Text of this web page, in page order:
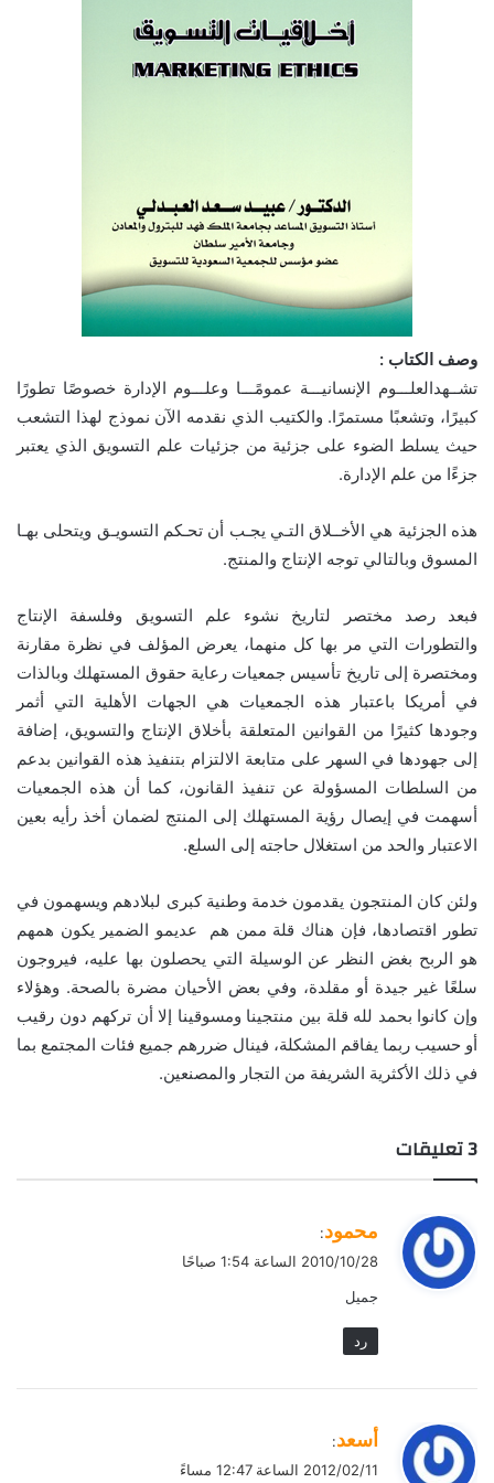
وصف الكتاب :
تشــهدالعلـــوم الإنسانيـــة عمومًـــا وعلـــوم الإدارة خصوصًا تطورًا
كبيرًا، وتشعبًا مستمرًا. والكتيب الذي نقدمه الآن نموذج لهذا التشعب
حيث يسلط الضوء على جزئية من جزئيات علم التسويق الذي يعتبر
جزءًا من علم الإدارة.
هذه الجزئية هي الأخــلاق التـي يجـب أن تحـكم التسويـق ويتحلى بهـا
المسوق وبالتالي توجه الإنتاج والمنتج.
فبعد رصد مختصر لتاريخ نشوء علم التسويق وفلسفة الإنتاج
والتطورات التي مر بها كل منهما، يعرض المؤلف في نظرة مقارنة
ومختصرة إلى تاريخ تأسيس جمعيات رعاية حقوق المستهلك وبالذات
في أمريكا باعتبار هذه الجمعيات هي الجهات الأهلية التي أثمر
وجودها كثيرًا من القوانين المتعلقة بأخلاق الإنتاج والتسويق، إضافة
إلى جهودها في السهر على متابعة الالتزام بتنفيذ هذه القوانين بدعم
من السلطات المسؤولة عن تنفيذ القانون، كما أن هذه الجمعيات
أسهمت في إيصال رؤية المستهلك إلى المنتج لضمان أخذ رأيه بعين
الاعتبار والحد من استغلال حاجته إلى السلع.
ولئن كان المنتجون يقدمون خدمة وطنية كبرى لبلادهم ويسهمون في
تطور اقتصادها، فإن هناك قلة ممن هم عديمو الضمير يكون همهم
هو الربح بغض النظر عن الوسيلة التي يحصلون بها عليه، فيروجون
سلعًا غير جيدة أو مقلدة، وفي بعض الأحيان مضرة بالصحة. وهؤلاء
وإن كانوا بحمد لله قلة بين منتجينا ومسوقينا إلا أن تركهم دون رقيب
أو حسيب ربما يفاقم المشكلة، فينال ضررهم جميع فئات المجتمع بما
في ذلك الأكثرية الشريفة من التجار والمصنعين.
‫3 تعليقات
ق
ل
محمود:
2010/10/28 الساعة 1:54 صباحًا
جميل
رد
ي
ق
أسعد:
2012/02/11 الساعة 12:47 مساءً